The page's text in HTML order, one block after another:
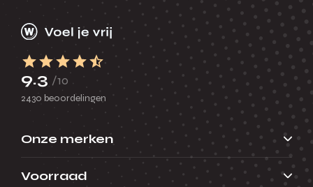
9.3 /10
2430 beoordelingen
Onze merken
Voorraad